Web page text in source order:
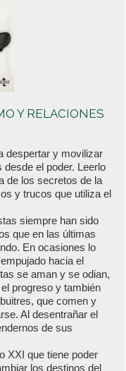
Y RELACIONES
despertar y movilizar
el poder. Leerlo
de los secretos de la
y trucos que utiliza el
siempre han sido
que en las últimas
En ocasiones lo
hacia el
se aman y se odian,
progreso y también
que comen y
Al desentrañar el
de sus
XXI que tiene poder
los destinos del